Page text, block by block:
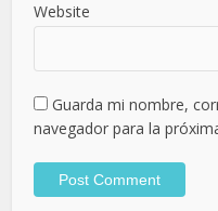
Website
Guarda mi nombre,
navegador para la